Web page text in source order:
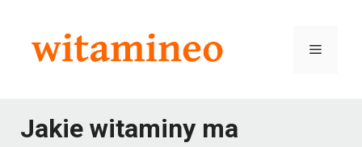
Menu
Jakie witaminy ma